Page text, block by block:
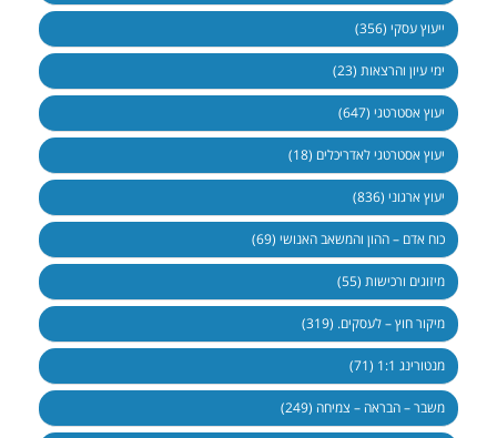
ייעוץ עסקי (356)
ימי עיון והרצאות (23)
יעוץ אסטרטגי (647)
יעוץ אסטרטגי לאדריכלים (18)
יעוץ ארגוני (836)
כוח אדם – ההון והמשאב האנושי (69)
מיזוגים ורכישות (55)
מיקור חוץ – לעסקים. (319)
מנטורינג 1:1 (71)
משבר – הבראה – צמיחה (249)